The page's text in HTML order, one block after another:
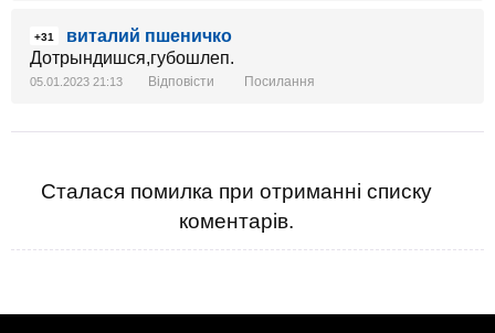
+31
виталий пшеничко
Дотрындишся,губошлеп.
05.01.2023 21:13 Відповісти Посилання
Сталася помилка при отриманні списку
коментарів.